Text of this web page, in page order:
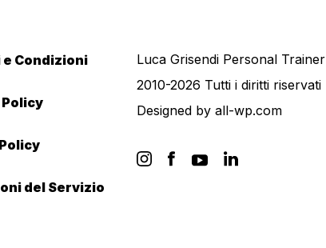
e Condizioni
del Servizio
Luca Grisendi Personal Trainer
2010-2026 Tutti i diritti riservati
Designed byall-wp.com